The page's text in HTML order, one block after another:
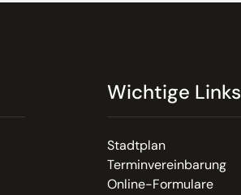
Wichtige Links
Stadtplan
Terminvereinbarung
Online-Formulare